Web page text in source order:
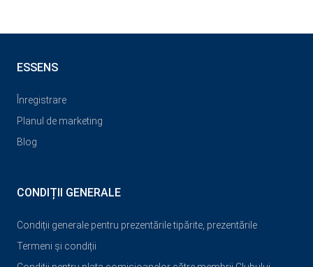
ESSENS
Înregistrare
Planul de marketing
Blog
CONDIȚII GENERALE
Condiții generale pentru prezentările tipărite, prezentările
Termeni și condiții